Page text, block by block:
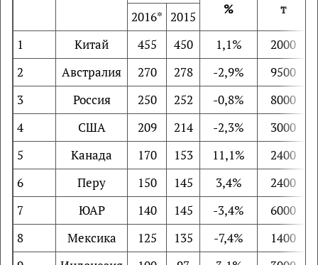
%
т
2016* 2015
1
Китай 455 450 1,1%
2000
2
Австралия 270 278 -2,9%
9500
3
Россия 250 252 -0,8%
8000
4
США 209 214 -2,3%
3000
5
Канада 170 153 11,1%
2400
6
Перу 150 145 3,4%
2400
7
ЮАР 140 145 -3,4%
6000
8
Мексика 125 135 -7,4%
1400